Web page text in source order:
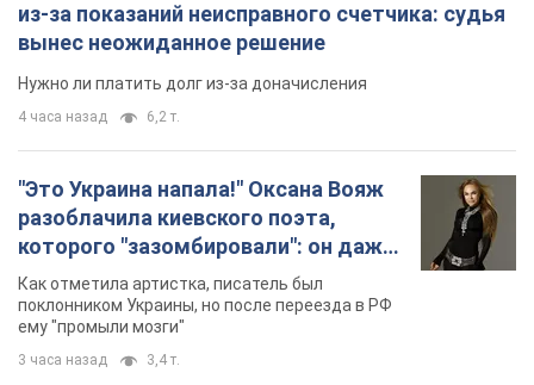
из-за показаний неисправного счетчика: судья
вынес неожиданное решение
Нужно ли платить долг из-за доначисления
4 часа назад 6,2 т.
"Это Украина напала!" Оксана Вояж
разоблачила киевского поэта,
которого "зазомбировали": он даже
русского не знал, а теперь хочет
геноцида украинцев
Как отметила артистка, писатель был
поклонником Украины, но после переезда в РФ
ему "промыли мозги"
3 часа назад 3,4 т.